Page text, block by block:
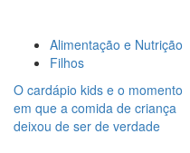
Alimentação e Nutrição
Filhos
O cardápio kids e o momento
em que a comida de criança
deixou de ser de verdade